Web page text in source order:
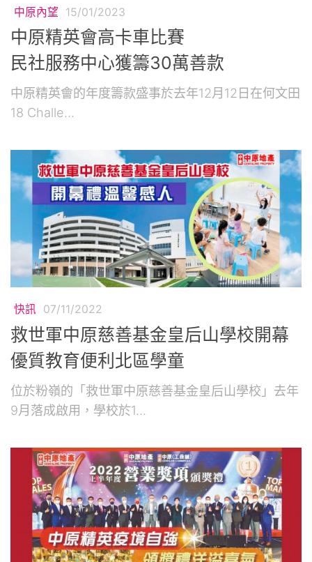
中原內望 15/01/2023
中原精英會高卡車比賽
民社服務中心獲籌30萬善款
中原精英會的年度籌款盛事於去年12月12日在何文田
18 Challe...
快訊 07/11/2022
救世軍中原慈善基金皇后山學校開幕
優質教育便利北區學童
位於粉嶺的「救世軍中原慈善基金皇后山學校」去年
9月落成啟用，學校於1...